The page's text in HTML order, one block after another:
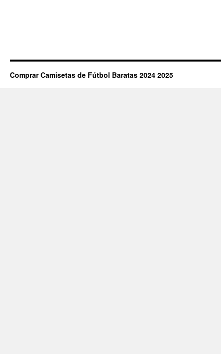
Comprar Camisetas de Fútbol Baratas 2024 2025